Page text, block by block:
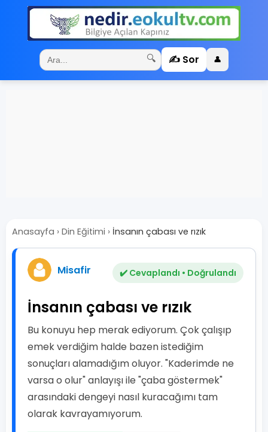
🔍 ✍️ Sor 👤
Anasayfa › Din Eğitimi › İnsanın çabası ve rızık
Misafir ✔️ Cevaplandı • Doğrulandı
İnsanın çabası ve rızık
Bu konuyu hep merak ediyorum. Çok çalışıp
emek verdiğim halde bazen istediğim
sonuçları alamadığım oluyor. "Kaderimde ne
varsa o olur" anlayışı ile "çaba göstermek"
arasındaki dengeyi nasıl kuracağımı tam
olarak kavrayamıyorum.